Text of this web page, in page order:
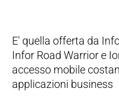
E' quella offerta da
Infor Road Warrior e
accesso mobile
applicazioni business